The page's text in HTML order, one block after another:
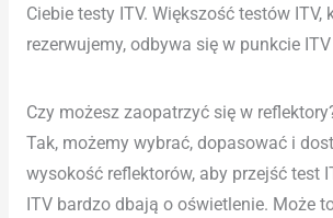
Ciebie testy ITV. Większość testów ITV,
rezerwujemy, odbywa się w punkcie
Czy możesz zaopatrzyć się w
Tak, możemy wybrać, dopasować i
wysokość reflektorów, aby przejść test
ITV bardzo dbają o oświetlenie. Może